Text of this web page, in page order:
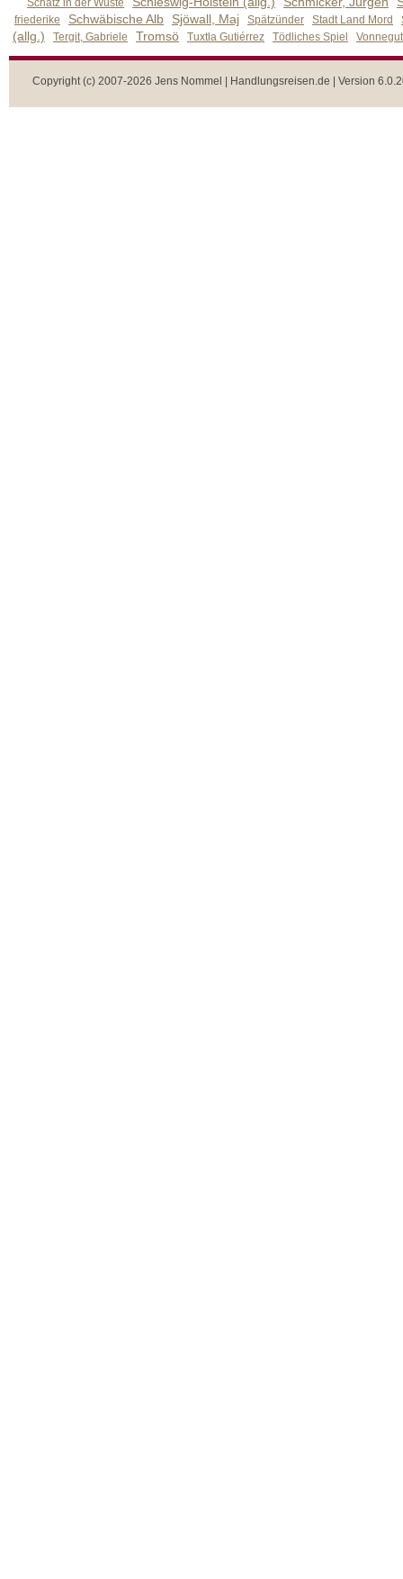
Schatz in der Wüste
friederike Schwäbische Alb Sjöwall, Maj Spätzünder Stadt Land Mord
(allg.) Tergit, Gabriele Tromsö Tuxtla Gutiérrez Tödliches Spiel
Copyright (c) 2007-2026 Jens Nommel | Handlungsreisen.de | Version